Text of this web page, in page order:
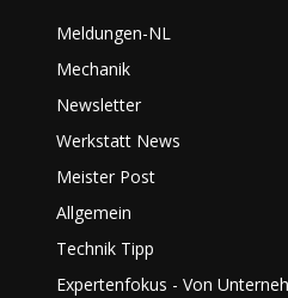
Meldungen-NL
Mechanik
Newsletter
Werkstatt News
Meister Post
Allgemein
Technik Tipp
Expertenfokus - Von